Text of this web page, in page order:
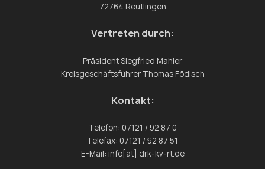
72764 Reutlingen
Vertreten durch:
Präsident Siegfried Mahler
Kreisgeschäftsführer Thomas Födisch
Kontakt:
Telefon: 07121 / 92 87 0
Telefax: 07121 / 92 87 51
E-Mail: info[at] drk-kv-rt.de